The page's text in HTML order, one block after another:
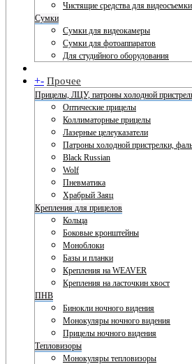
Чистящие средства для видеосъемки
Сумки
Сумки для видеокамеры
Сумки для фотоаппаратов
Для студийного оборудования
+- Прочее
Прицелы, ЛЦУ, патроны холодной
Оптические прицелы
Коллиматорные прицелы
Лазерные целеуказатели
Патроны холодной пристрелки,
Black Russian
Wolf
Пневматика
Храбрый Заяц
Крепления для прицелов
Кольца
Боковые кронштейны
Моноблоки
Базы и планки
Крепления на WEAVER
Крепления на ласточкин хвост
ПНВ
Бинокли ночного видения
Монокуляры ночного видения
Прицелы ночного видения
Тепловизоры
Монокуляры тепловизоры